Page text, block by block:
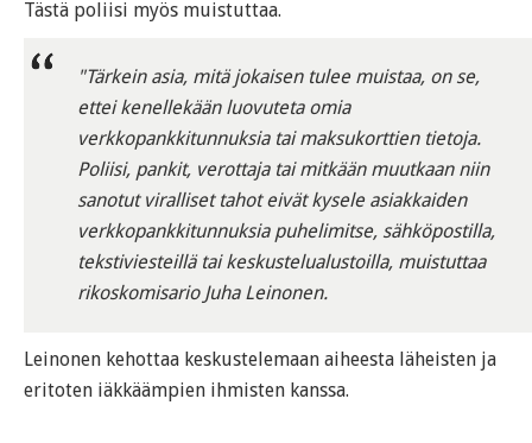
Tästä poliisi myös muistuttaa.
"Tärkein asia, mitä jokaisen tulee muistaa, on se,
ettei kenellekään luovuteta omia
verkkopankkitunnuksia tai maksukorttien tietoja.
Poliisi, pankit, verottaja tai mitkään muutkaan niin
sanotut viralliset tahot eivät kysele asiakkaiden
verkkopankkitunnuksia puhelimitse, sähköpostilla,
tekstiviesteillä tai keskustelualustoilla, muistuttaa
rikoskomisario Juha Leinonen.
Leinonen kehottaa keskustelemaan aiheesta läheisten ja
eritoten iäkkäämpien ihmisten kanssa.